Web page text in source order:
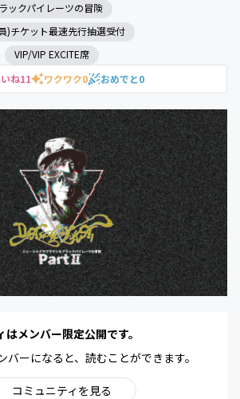
ね11 ワクワク0 おめでと0
ックパイレーツの冒険
)チケット最速先行抽選受付
VIP/VIP EXCITE席
はメンバー限定公開です。
バーになると、読むことができます。
コミュニティを見る